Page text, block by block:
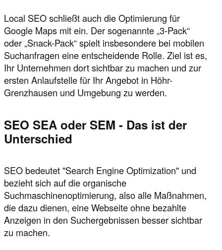
Local SEO schließt auch die Optimierung für
Google Maps mit ein. Der sogenannte „3-Pack“
oder „Snack-Pack“ spielt insbesondere bei mobilen
Suchanfragen eine entscheidende Rolle. Ziel ist es,
Ihr Unternehmen dort sichtbar zu machen und zur
ersten Anlaufstelle für Ihr Angebot in Höhr-
Grenzhausen und Umgebung zu werden.
SEO SEA oder SEM - Das ist der
Unterschied
SEO bedeutet "Search Engine Optimization" und
bezieht sich auf die organische
Suchmaschinenoptimierung, also alle Maßnahmen,
die dazu dienen, eine Webseite ohne bezahlte
Anzeigen in den Suchergebnissen besser sichtbar
zu machen.